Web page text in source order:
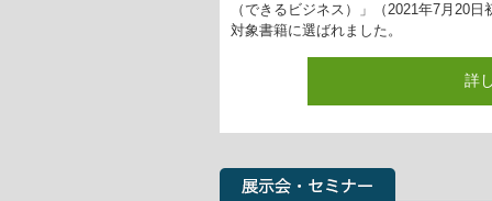
（できるビジネス）」（2021年7月20
対象書籍に選ばれました。
詳